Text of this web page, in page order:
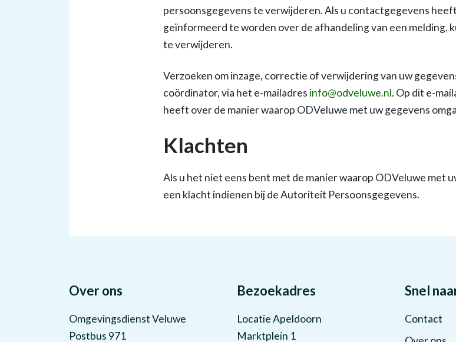
persoonsgegevens te verwijderen. Als u contactgegevens
geïnformeerd te worden over de afhandeling van een melding,
te verwijderen.
Verzoeken om inzage, correctie of verwijdering van uw
coördinator, via het e-mailadres info@odveluwe.nl. Op dit e-
heeft over de manier waarop ODVeluwe met uw gegevens
Klachten
Als u het niet eens bent met de manier waarop ODVeluwe met
een klacht indienen bij de Autoriteit Persoonsgegevens.
Over ons
Omgevingsdienst Veluwe
Postbus 971
Bezoekadres
Locatie Apeldoorn
Marktplein 1
Snel
Contact